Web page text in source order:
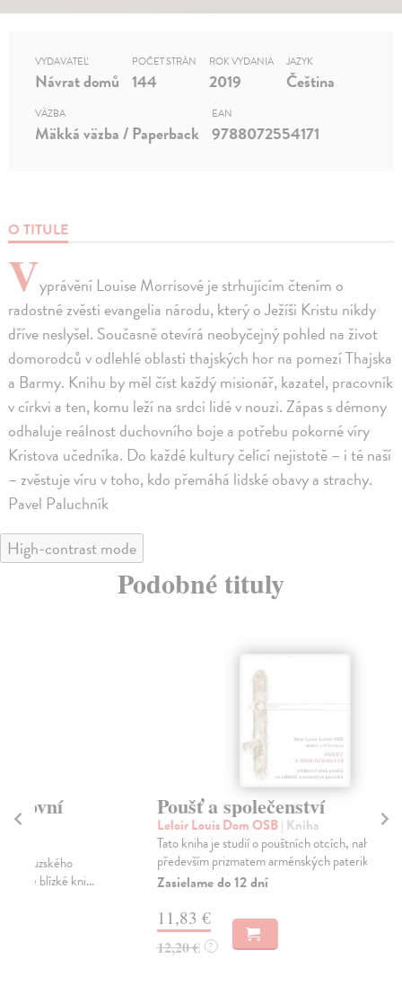
O TITULE
Vyprávění Louise Morrisové je strhujícím čtením o
radostné zvěsti evangelia národu, který o Ježíši Kristu nikdy
dříve neslyšel. Současně otevírá neobyčejný pohled na život
domorodců v odlehlé oblasti thajských hor na pomezí Thajska
a Barmy. Knihu by měl číst každý misionář, kazatel, pracovník
v církvi a ten, komu leží na srdci lidé v nouzi. Zápas s démony
odhaluje reálnost duchovního boje a potřebu pokorné víry
Kristova učedníka. Do každé kultury čelící nejistotě – i té naší
– zvěstuje víru v toho, kdo přemáhá lidské obavy a strachy.
Pavel Paluchník
VYDAVATEĽ
Návrat domů
POČET STRÁN
144
ROK VYDANIA
2019
JAZYK
Čeština
VÄZBA
Mäkká väzba / Paperback
EAN
9788072554171
High-contrast mode
Podobné tituly
Poušť a společenství
Leloir Louis Dom OSB| Kniha
Tato kniha je studií o pouštních otcích, nahlížených
především prizmatem arménských pateriků, vydaný...
Zasielame do 12 dní